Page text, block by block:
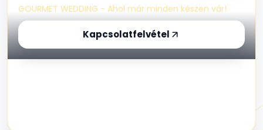
GOURMET WEDDING - Ahol már minden készen vár!
Kapcsolatfelvétel